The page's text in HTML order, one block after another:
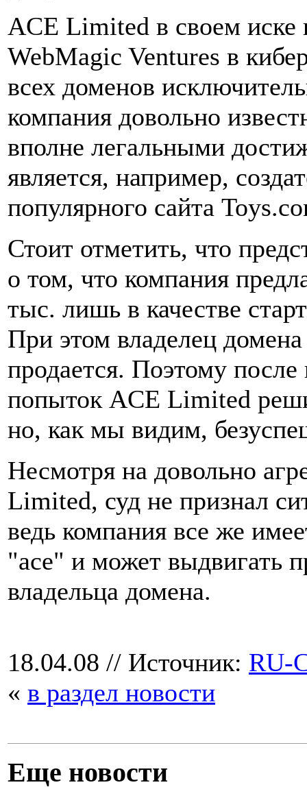
ACE Limited в своем иске
WebMagic Ventures в
всех доменов
компания довольно
вполне легальными
является, например,
популярного сайта
Стоит отметить, что
о том, что компания
тыс. лишь в качестве
При этом владелец
продается. Поэтому
попыток ACE Limited
но, как мы видим,
Несмотря на довольно
Limited, суд не признал
ведь компания все же
"ace" и может выдвигать
владельца домена.
18.04.08 // Источник: RU-
« в раздел новости
Еще новости